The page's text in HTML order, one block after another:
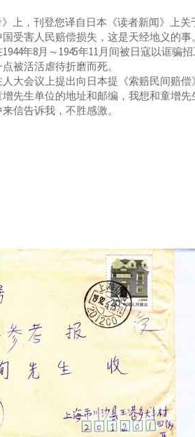
，刊登您译自日本《读者新闻》上关
受害人民赔偿损失，这是天经地义的事。
年8月～1945年11月间被日寇以诓骗
被活活虐待折磨而死。
会议上提出向日本提《索赔民间赔偿
先生单位的地址和邮编，我想和童增
信告诉我，不胜感激。